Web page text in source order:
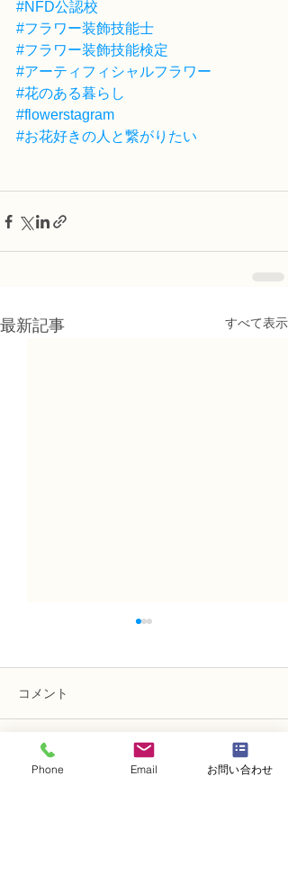
#NFD公認校
#フラワー装飾技能士
#フラワー装飾技能検定
#アーティフィシャルフラワー
#花のある暮らし
#flowerstagram
#お花好きの人と繋がりたい
最新記事 すべて表示
N FＤ資格検定3級レッス
コメント
コメントを追加…
Phone Email お問い合わせ